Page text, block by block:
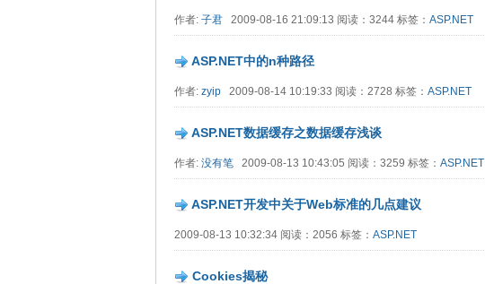
作者: 子君 2009-08-16 21:09:13 阅读：3244 标签： ASP.NET
ASP.NET中的n种路径
作者: zyip 2009-08-14 10:19:33 阅读：2728 标签： ASP.NET
ASP.NET数据缓存之数据缓存浅谈
作者: 没有笔 2009-08-13 10:43:05 阅读：3259 标签： ASP.NET
ASP.NET开发中关于Web标准的几点建议
2009-08-13 10:32:34 阅读：2056 标签： ASP.NET
Cookies揭秘